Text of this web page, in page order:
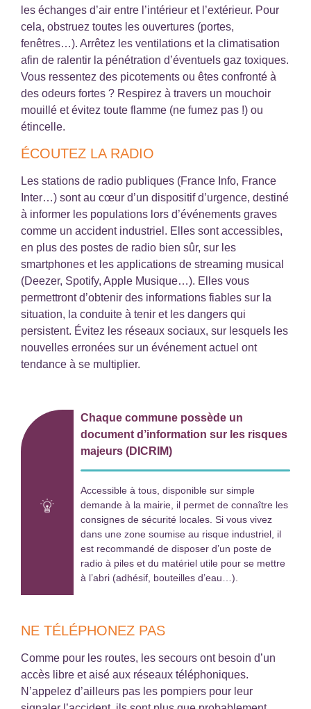
les échanges d’air entre l’intérieur et l’extérieur. Pour
cela, obstruez toutes les ouvertures (portes,
fenêtres…). Arrêtez les ventilations et la climatisation
afin de ralentir la pénétration d’éventuels gaz toxiques.
Vous ressentez des picotements ou êtes confronté à
des odeurs fortes ? Respirez à travers un mouchoir
mouillé et évitez toute flamme (ne fumez pas !) ou
étincelle.
ÉCOUTEZ LA RADIO
Les stations de radio publiques (France Info, France
Inter…) sont au cœur d’un dispositif d’urgence, destiné
à informer les populations lors d’événements graves
comme un accident industriel. Elles sont accessibles,
en plus des postes de radio bien sûr, sur les
smartphones et les applications de streaming musical
(Deezer, Spotify, Apple Musique…). Elles vous
permettront d’obtenir des informations fiables sur la
situation, la conduite à tenir et les dangers qui
persistent. Évitez les réseaux sociaux, sur lesquels les
nouvelles erronées sur un événement actuel ont
tendance à se multiplier.
Chaque commune possède un
document d’information sur les risques
majeurs (DICRIM)
Accessible à tous, disponible sur simple
demande à la mairie, il permet de connaître les
consignes de sécurité locales. Si vous vivez
dans une zone soumise au risque industriel, il
est recommandé de disposer d’un poste de
radio à piles et du matériel utile pour se mettre
à l’abri (adhésif, bouteilles d’eau…).
NE TÉLÉPHONEZ PAS
Comme pour les routes, les secours ont besoin d’un
accès libre et aisé aux réseaux téléphoniques.
N’appelez d’ailleurs pas les pompiers pour leur